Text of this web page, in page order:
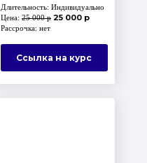
Длительность: Индивидуально
Цена: 25 000 р 25 000 р
Рассрочка: нет
Ссылка на курс